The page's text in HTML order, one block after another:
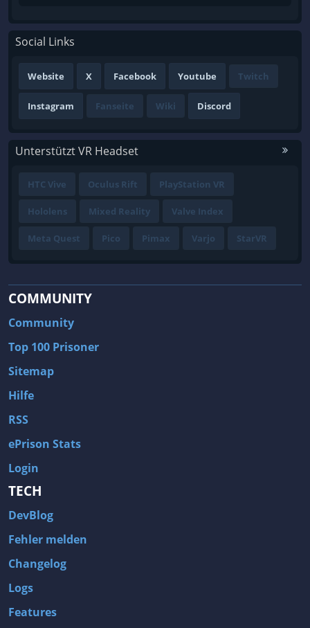
Social Links
Website X Facebook Youtube Twitch
Instagram Fanseite Wiki Discord
Unterstützt VR Headset
HTC Vive Oculus Rift PlayStation VR
Hololens Mixed Reality Valve Index
Meta Quest Pico Pimax Varjo StarVR
COMMUNITY
Community
Top 100 Prisoner
Sitemap
Hilfe
RSS
ePrison Stats
Login
TECH
DevBlog
Fehler melden
Changelog
Logs
Features